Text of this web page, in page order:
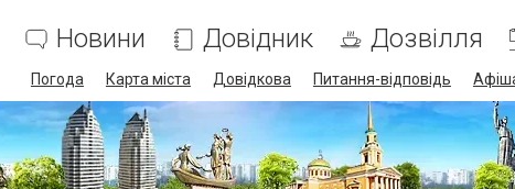
Новини Довідник Дозвілля
Погода Карта міста Довідкова Питання-відповідь